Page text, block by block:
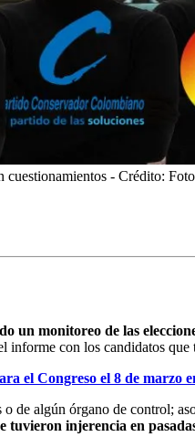
cuestionamientos - Crédito:
monitoreo de las
con los candidatos
el Congreso el 8 de marzo
de algún órgano de control;
tuvieron injerencia en